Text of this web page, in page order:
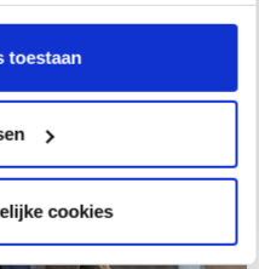
toestaan
cookies